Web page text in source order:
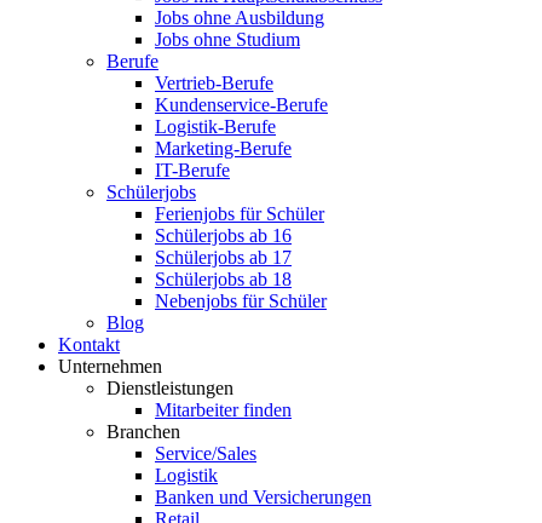
Jobs ohne Ausbildung
Jobs ohne Studium
Berufe
Vertrieb-Berufe
Kundenservice-Berufe
Logistik-Berufe
Marketing-Berufe
IT-Berufe
Schülerjobs
Ferienjobs für Schüler
Schülerjobs ab 16
Schülerjobs ab 17
Schülerjobs ab 18
Nebenjobs für Schüler
Blog
Kontakt
Unternehmen
Dienstleistungen
Mitarbeiter finden
Branchen
Service/Sales
Logistik
Banken und Versicherungen
Retail